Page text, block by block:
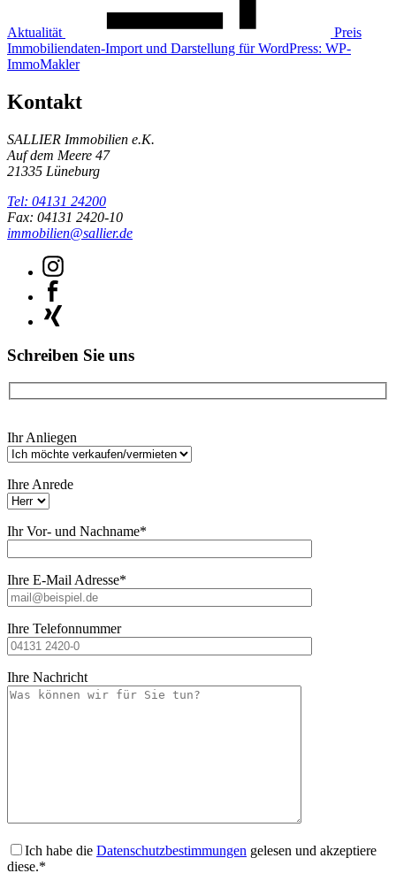
Aktualität
Preis
Immobiliendaten-Import und Darstellung für WordPress: WP-
ImmoMakler
Kontakt
SALLIER Immobilien e.K.
Auf dem Meere 47
21335 Lüneburg
Tel: 04131 24200
Fax: 04131 2420-10
immobilien@sallier.de
Schreiben Sie uns
lasse
dieses
leer.
Ihr Anliegen
Ihre Anrede
Ihr Vor- und Nachname*
Ihre E-Mail Adresse*
Ihre Telefonnummer
Ihre Nachricht
Ich habe die Datenschutzbestimmungen gelesen und akzeptiere
diese.*